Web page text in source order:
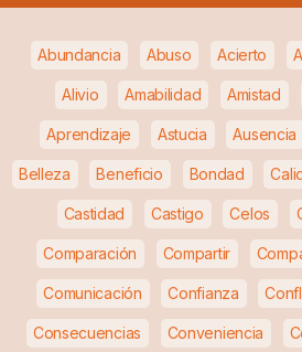
Abundancia Abuso Acierto
Alivio Amabilidad Amistad
Aprendizaje Astucia Ausencia
Belleza Beneficio Bondad
Castidad Castigo Celos
Comparación Compartir
Comunicación Confianza
Consecuencias Conveniencia